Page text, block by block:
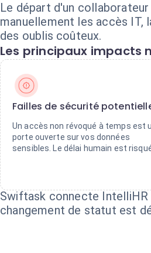
Le départ d'un
manuellement les accès IT,
des oublis coûteux.
Les principaux impacts
Failles de sécurité
Un accès non révoqué à temps est
porte ouverte sur vos données
sensibles. Le délai humain est
Swiftask connecte
changement de statut est